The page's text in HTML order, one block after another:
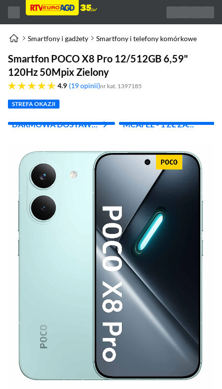
Smartfony i gadżety Smartfony i telefony komórkowe
Smartfon POCO X8 Pro 12/512GB 6,59"
120Hz 50Mpix Zielony
4.9
4.9 gwiazdek 19 opinii nr kat. 1397185
STREFA OKAZJI
DARMOWA DOSTAWA
MCAFEE - 1 ZŁ ZA